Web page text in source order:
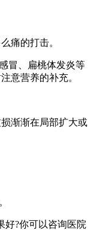
痛的打击。
冒、扁桃体发炎等
意营养的补充。
渐渐在局部扩大或
好?你可以咨询医院